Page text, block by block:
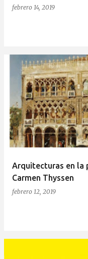
febrero 14, 2019
Arquitecturas en la
Carmen Thyssen
febrero 12, 2019